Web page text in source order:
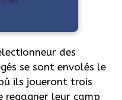
des
se sont envolés le
ils joueront trois
regagner leur camp